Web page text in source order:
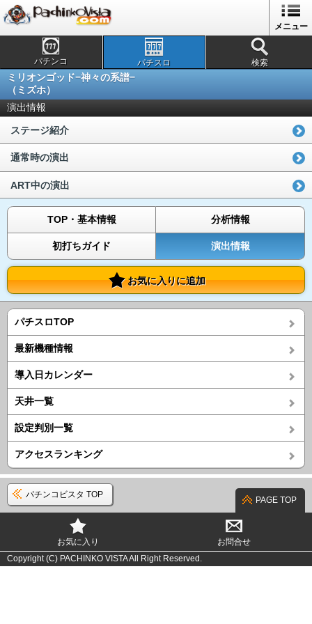
メニュー
パチンコ パチスロ 検索
ミリオンゴッド−神々の系譜−
（ミズホ）
演出情報
ステージ紹介
通常時の演出
ART中の演出
TOP・基本情報 分析情報
初打ちガイド 演出情報
お気に入りに追加
パチスロTOP
最新機種情報
導入日カレンダー
天井一覧
設定判別一覧
アクセスランキング
パチンコビスタ TOP
PAGE TOP
お気に入り
お問合せ
Copyright (C) PACHINKO VISTA All Right Reserved.